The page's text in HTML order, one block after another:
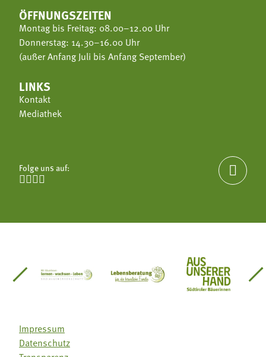
ÖFFNUNGSZEITEN
Montag bis Freitag: 08.00–12.00 Uhr
Donnerstag: 14.30–16.00 Uhr
(außer Anfang Juli bis Anfang September)
LINKS
Kontakt
Mediathek
Folge uns auf:


Südtirol
Gärtnervereinigung
Sozialgenossenschaft Mit Bäuerinnen lernen -
Lebensberatung für dieAus unserer
Impressum
Datenschutz